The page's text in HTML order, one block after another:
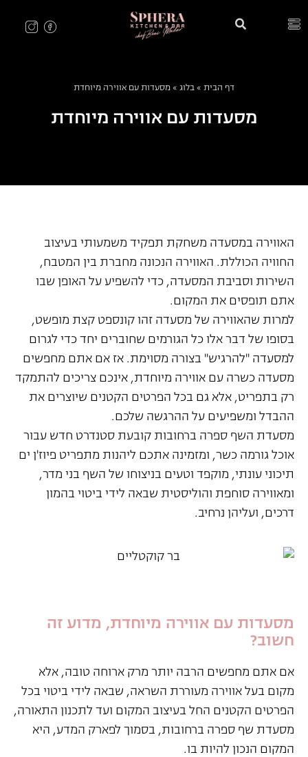
דף הבית »בלוג »מסעדות עם אווירה מיוחדת
מסעדות עם אווירה מיוחדת
האווירה במסעדה משחקת תפקיד משמעותי בעיצוב
החוויה הכוללת. האווירה הנכונה מחברת בין המטבח,
השירות וסביבת המסעדה, כדי להשפיע על האופן שבו
אתם תופסים את המקום.
למרות שהאווירה של מסעדה זהו קונספט קצת מופשט,
בסופו של דבר אלו כל הגורמים שחוברים יחד כדי לגרום
למסעדה "להרגיש" בצורה מסוימת. אז אם אתם מחפשים
מסעדה כשרה עם אווירה מיוחדת, אינכם צריכים להתמקד
רק בתפריט, אלא גם בכל הפרטים הקטנים שיוצרים את
ההבדל ומשפיעים על ההרגשה שלכם.
מסעדת השף ספרה ברחובות קובעת סטנדרט חדש עבור
אוכל גורמה כשר, ומזמינה אתכם ליהנות מתפריט פיוז'ן ים
תיכוני עונתי, מוקפד וטעים בניצוחו של השף בני מדר,
ומאווירה סוחפת והוליסטית שבאה לידי ביטוי בהמון
דרכים, ועליהן נרחיב.
מסעדות עם אווירה מיוחדת, מדוע זה
חשוב?
אם אתם מחפשים הרבה יותר מרק ארוחה טובה, אלא
מקום בעל אווירה מעוררת השראה, שבאה לידי ביטוי בכל
הפרטים הקטנים החל בעיצוב המקום ועד לתכנון התאורה,
מסעדת שף ספרה ברחובות, בסמוך לפארק המדע, היא
המקום הנכון להיות בו.